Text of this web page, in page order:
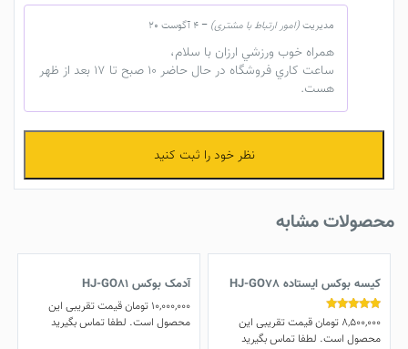
مدیریت(امور ارتباط با مشتری) – 4 آگوست 20
همراه خوب ورزشي ارزان با سلام،
ساعت كاري فروشگاه در حال حاضر 10 صبح تا 17 بعد از ظهر
هست.
نظر خود را ثبت کنید
محصولات مشابه
کیسه بوکس ایستاده HJ-GO78
نمره
5.00
از 5
8,500,000 تومانقیمت تقریبی این
محصول است. لطفا تماس بگیرید
آدمک بوکس HJ-GO81
10,000,000 تومانقیمت تقریبی این
محصول است. لطفا تماس بگیرید